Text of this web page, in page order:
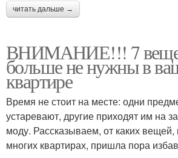
читать дальше →
ВНИМАНИЕ!!! 7
больше не нужны в
квартире
Время не стоит на месте: одни
устаревают, другие приходят им на
моду. Рассказываем, от каких
многих квартирах, пришла пора